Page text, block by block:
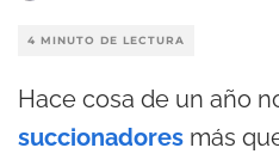
4 MINUTO DE LECTURA
Hace cosa de un año
succionadores más